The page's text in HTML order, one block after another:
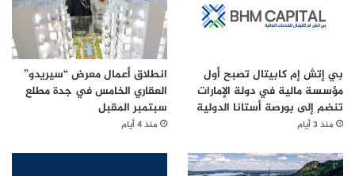
بي إتش إم كابيتال تصبح أول
مؤسسة مالية في دولة الإمارات
تنضم إلى بورصة أستانا الدولية
منذ 3 أيام
انطلاق أعمال معرض “سيريدو”
العقاري الخامس في جدة مطلع
سبتمبر المقبل
منذ 4 أيام